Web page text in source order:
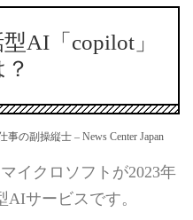
AI「copilot」
事の副操縦士 – News Center Japan
イクロソフトが2023年
サービスです。